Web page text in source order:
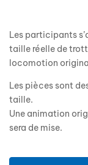
Les participants
taille réelle de
locomotion
Les pièces sont
taille.
Une animation
sera de mise.